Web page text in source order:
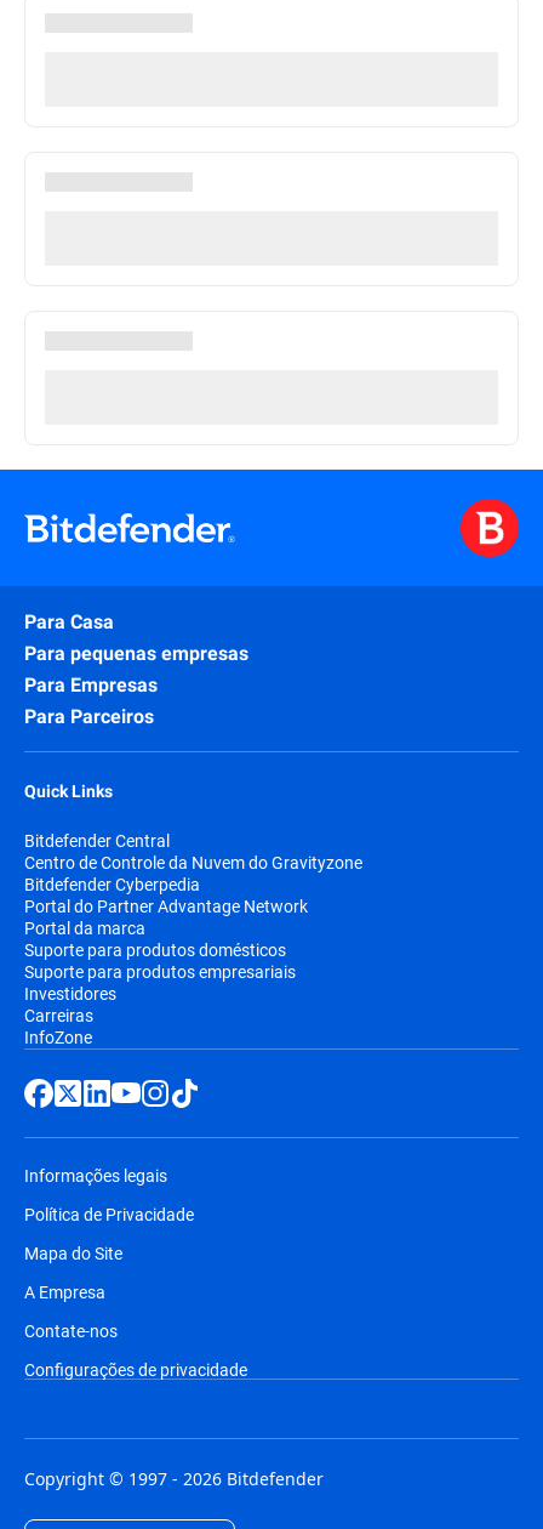
Para Casa
Para pequenas empresas
Para Empresas
Para Parceiros
Quick Links
Bitdefender Central
Centro de Controle da Nuvem do Gravityzone
Bitdefender Cyberpedia
Portal do Partner Advantage Network
Portal da marca
Suporte para produtos domésticos
Suporte para produtos empresariais
Investidores
Carreiras
InfoZone
Informações legais
Política de Privacidade
Mapa do Site
A Empresa
Contate-nos
Configurações de privacidade
Copyright © 1997 - 2026 Bitdefender